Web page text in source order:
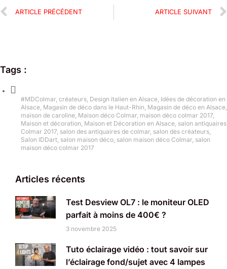
ARTICLE PRÉCÉDENT ARTICLE SUIVANT
Tags :
#MDColmar créateurs Design italien en Alsace Idées de décoration en
Alsace Magasin de déco dans le Haut-Rhin Magasin de déco en Alsace
maison de caroline Maison déco Colmar maison déco colmar 2017
Maison et décoration Maison et Décoration en Alsace salon antiquaires
Colmar 2017 salon des antiquaires de colmar salon des créateurs
Salon IDDart salon maison déco salon maison déco Colmar salon
maison déco colmar 2017
Articles récents
Test Desview OL7 : le moniteur OLED
parfait à moins de 400€ ?
3 novembre 2025
Tuto éclairage vidéo : tout savoir sur
l’éclairage fond/sujet avec 4 lampes